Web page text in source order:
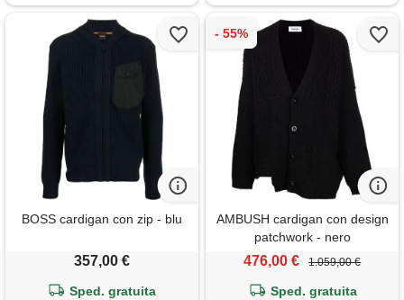
BOSS cardigan con zip - blu
357,00 €
Sped. gratuita
AMBUSH cardigan con design
patchwork - nero
476,00 € 1.059,00 €
Sped. gratuita